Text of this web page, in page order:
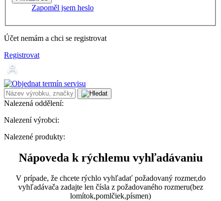
Zapoměl jsem heslo
Účet nemám a chci se registrovat
Registrovat
Nalezená oddělení:
Nalezení výrobci:
Nalezené produkty:
Nápoveda k rýchlemu vyhľadávaniu
V prípade, že chcete rýchlo vyhľadať požadovaný rozmer,do
vyhľadávača zadajte len čísla z požadovaného rozmeru(bez
lomítok,pomlčiek,písmen)